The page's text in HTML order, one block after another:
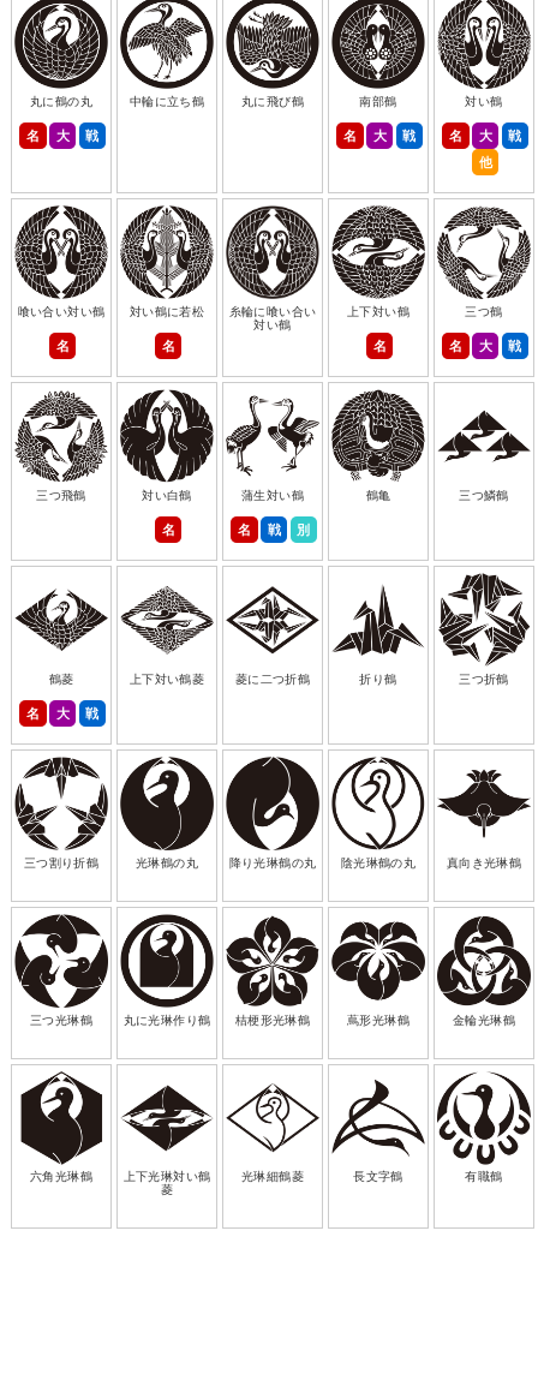
丸に鶴の丸
名 大 戦
中輪に立ち鶴 丸に飛び鶴 南部鶴
名 大 戦
対い鶴
名 大
戦
他
喰い合い対い鶴
名
対い鶴に若松
名
糸輪に喰い合い
対い鶴
上下対い鶴
名
三つ鶴
名 大 戦
三つ飛鶴 対い白鶴
名
蒲生対い鶴
名 戦 別
鶴亀 三つ鱗鶴
鶴菱
名 大 戦
上下対い鶴菱 菱に二つ折鶴 折り鶴 三つ折鶴
三つ割り折鶴 光琳鶴の丸 降り光琳鶴の丸 陰光琳鶴の丸 真向き光琳鶴
三つ光琳鶴 丸に光琳作り鶴 桔梗形光琳鶴 蔦形光琳鶴 金輪光琳鶴
六角光琳鶴
上下光琳対い鶴
菱
光琳細鶴菱 長文字鶴 有職鶴